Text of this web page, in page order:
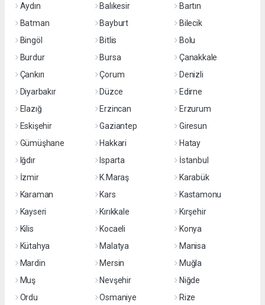
Aydın
Balıkesir
Bartın
Batman
Bayburt
Bilecik
Bingöl
Bitlis
Bolu
Burdur
Bursa
Çanakkale
Çankırı
Çorum
Denizli
Diyarbakır
Düzce
Edirne
Elazığ
Erzincan
Erzurum
Eskişehir
Gaziantep
Giresun
Gümüşhane
Hakkari
Hatay
Iğdır
Isparta
İstanbul
İzmir
K.Maraş
Karabük
Karaman
Kars
Kastamonu
Kayseri
Kırıkkale
Kırşehir
Kilis
Kocaeli
Konya
Kütahya
Malatya
Manisa
Mardin
Mersin
Muğla
Muş
Nevşehir
Niğde
Ordu
Osmaniye Rize